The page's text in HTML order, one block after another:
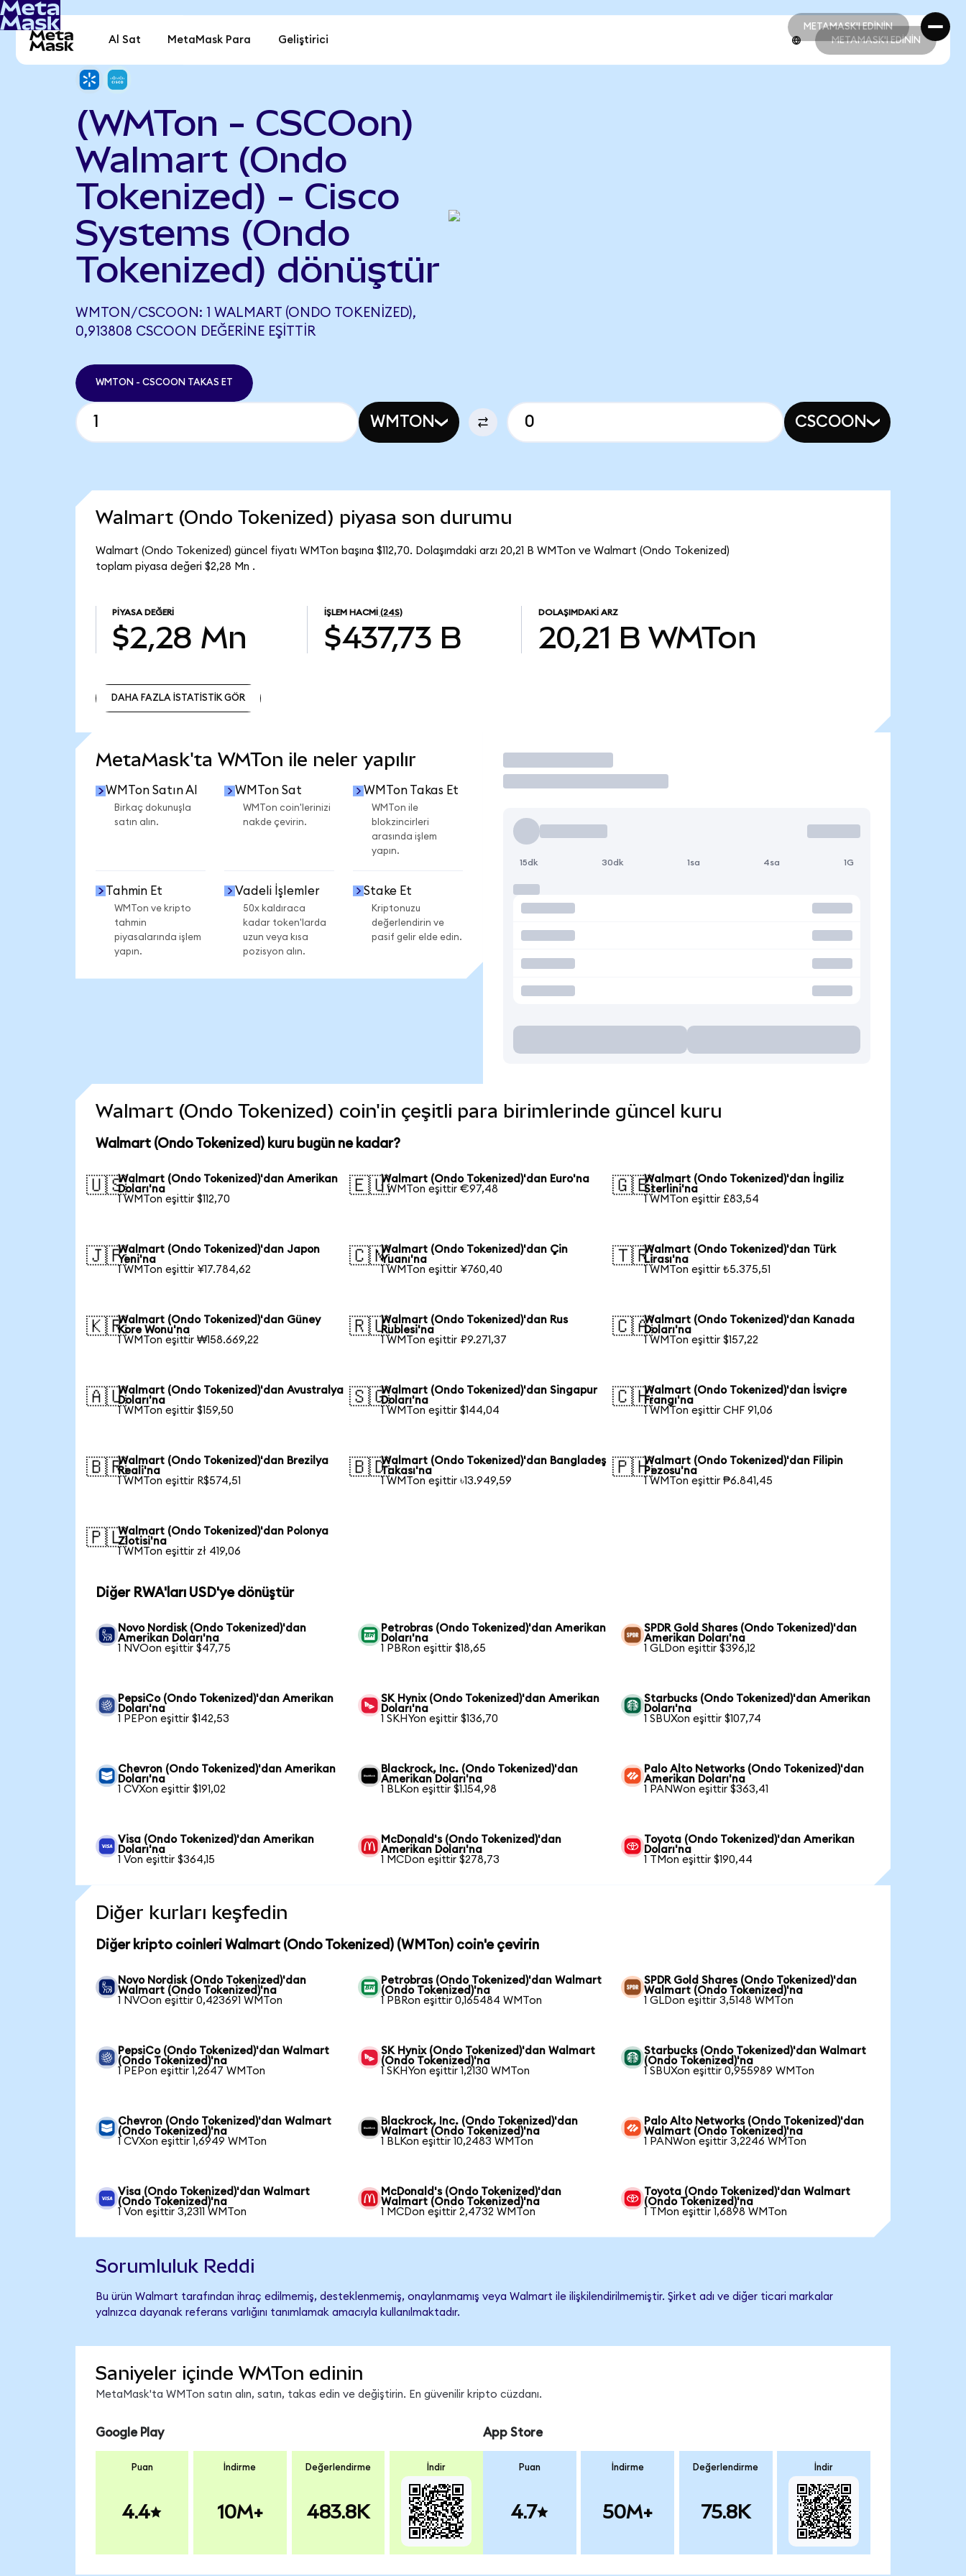
METAMASK'I EDİNİN
METAMASK'I EDİNİN
Al Sat MetaMask Para Geliştirici METAMASK'I EDİNİN
(WMTon - CSCOon)
Walmart (Ondo
Tokenized) - Cisco
Systems (Ondo
Tokenized) dönüştür
WMTON/CSCOON: 1 WALMART (ONDO TOKENIZED),
0,913808 CSCOON DEĞERINE EŞITTIR
WMTON - CSCOON TAKAS ET
WMTON CSCOON
Walmart (Ondo Tokenized) piyasa son durumu
Walmart (Ondo Tokenized) güncel fiyatı WMTon başına $112,70. Dolaşımdaki arzı 20,21 B WMTon ve Walmart (Ondo Tokenized)
toplam piyasa değeri $2,28 Mn .
PIYASA DEĞERI
$2,28 Mn
İŞLEM HACMI (24S)
$437,73 B
DOLAŞIMDAKI ARZ
20,21 B WMTon
DAHA FAZLA İSTATİSTİK GÖR
MetaMask'ta WMTon ile neler yapılır
WMTon Satın Al
Birkaç dokunuşla
satın alın.
WMTon Sat
WMTon coin'lerinizi
nakde çevirin.
WMTon Takas Et
WMTon ile
blokzincirleri
arasında işlem
yapın.
Tahmin Et
WMTon ve kripto
tahmin
piyasalarında işlem
yapın.
Vadeli İşlemler
50x kaldıraca
kadar token'larda
uzun veya kısa
pozisyon alın.
Stake Et
Kriptonuzu
değerlendirin ve
pasif gelir elde edin.
İşlem Yap
15dk 30dk 1sa 4sa 1G
Walmart (Ondo Tokenized) coin'in çeşitli para birimlerinde güncel kuru
Walmart (Ondo Tokenized) kuru bugün ne kadar?
🇺🇸Walmart (Ondo Tokenized)'dan Amerikan
Doları'na
1 WMTon eşittir $112,70
🇪🇺Walmart (Ondo Tokenized)'dan Euro'na
1 WMTon eşittir €97,48
🇬🇧Walmart (Ondo Tokenized)'dan İngiliz
Sterlini'na
1 WMTon eşittir £83,54
🇯🇵Walmart (Ondo Tokenized)'dan Japon
Yeni'na
1 WMTon eşittir ¥17.784,62
🇨🇳Walmart (Ondo Tokenized)'dan Çin
Yuanı'na
1 WMTon eşittir ¥760,40
🇹🇷Walmart (Ondo Tokenized)'dan Türk
Lirası'na
1 WMTon eşittir ₺5.375,51
🇰🇷Walmart (Ondo Tokenized)'dan Güney
Kore Wonu'na
1 WMTon eşittir ₩158.669,22
🇷🇺Walmart (Ondo Tokenized)'dan Rus
Rublesi'na
1 WMTon eşittir ₽9.271,37
🇨🇦Walmart (Ondo Tokenized)'dan Kanada
Doları'na
1 WMTon eşittir $157,22
🇦🇺Walmart (Ondo Tokenized)'dan Avustralya
Doları'na
1 WMTon eşittir $159,50
🇸🇬Walmart (Ondo Tokenized)'dan Singapur
Doları'na
1 WMTon eşittir $144,04
🇨🇭Walmart (Ondo Tokenized)'dan İsviçre
Frangı'na
1 WMTon eşittir CHF 91,06
🇧🇷Walmart (Ondo Tokenized)'dan Brezilya
Reali'na
1 WMTon eşittir R$574,51
🇧🇩Walmart (Ondo Tokenized)'dan Bangladeş
Takası'na
1 WMTon eşittir ৳13.949,59
🇵🇭Walmart (Ondo Tokenized)'dan Filipin
Pezosu'na
1 WMTon eşittir ₱6.841,45
🇵🇱Walmart (Ondo Tokenized)'dan Polonya
Zlotisi'na
1 WMTon eşittir zł 419,06
Diğer RWA'ları USD'ye dönüştür
Novo Nordisk (Ondo Tokenized)'dan
Amerikan Doları'na
1 NVOon eşittir $47,75
Petrobras (Ondo Tokenized)'dan Amerikan
Doları'na
1 PBRon eşittir $18,65
SPDR Gold Shares (Ondo Tokenized)'dan
Amerikan Doları'na
1 GLDon eşittir $396,12
PepsiCo (Ondo Tokenized)'dan Amerikan
Doları'na
1 PEPon eşittir $142,53
SK Hynix (Ondo Tokenized)'dan Amerikan
Doları'na
1 SKHYon eşittir $136,70
Starbucks (Ondo Tokenized)'dan Amerikan
Doları'na
1 SBUXon eşittir $107,74
Chevron (Ondo Tokenized)'dan Amerikan
Doları'na
1 CVXon eşittir $191,02
Blackrock, Inc. (Ondo Tokenized)'dan
Amerikan Doları'na
1 BLKon eşittir $1.154,98
Palo Alto Networks (Ondo Tokenized)'dan
Amerikan Doları'na
1 PANWon eşittir $363,41
Visa (Ondo Tokenized)'dan Amerikan
Doları'na
1 Von eşittir $364,15
McDonald's (Ondo Tokenized)'dan
Amerikan Doları'na
1 MCDon eşittir $278,73
Toyota (Ondo Tokenized)'dan Amerikan
Doları'na
1 TMon eşittir $190,44
Diğer kurları keşfedin
Diğer kripto coinleri Walmart (Ondo Tokenized) (WMTon) coin'e çevirin
Novo Nordisk (Ondo Tokenized)'dan
Walmart (Ondo Tokenized)'na
1 NVOon eşittir 0,423691 WMTon
Petrobras (Ondo Tokenized)'dan Walmart
(Ondo Tokenized)'na
1 PBRon eşittir 0,165484 WMTon
SPDR Gold Shares (Ondo Tokenized)'dan
Walmart (Ondo Tokenized)'na
1 GLDon eşittir 3,5148 WMTon
PepsiCo (Ondo Tokenized)'dan Walmart
(Ondo Tokenized)'na
1 PEPon eşittir 1,2647 WMTon
SK Hynix (Ondo Tokenized)'dan Walmart
(Ondo Tokenized)'na
1 SKHYon eşittir 1,2130 WMTon
Starbucks (Ondo Tokenized)'dan Walmart
(Ondo Tokenized)'na
1 SBUXon eşittir 0,955989 WMTon
Chevron (Ondo Tokenized)'dan Walmart
(Ondo Tokenized)'na
1 CVXon eşittir 1,6949 WMTon
Blackrock, Inc. (Ondo Tokenized)'dan
Walmart (Ondo Tokenized)'na
1 BLKon eşittir 10,2483 WMTon
Palo Alto Networks (Ondo Tokenized)'dan
Walmart (Ondo Tokenized)'na
1 PANWon eşittir 3,2246 WMTon
Visa (Ondo Tokenized)'dan Walmart
(Ondo Tokenized)'na
1 Von eşittir 3,2311 WMTon
McDonald's (Ondo Tokenized)'dan
Walmart (Ondo Tokenized)'na
1 MCDon eşittir 2,4732 WMTon
Toyota (Ondo Tokenized)'dan Walmart
(Ondo Tokenized)'na
1 TMon eşittir 1,6898 WMTon
Sorumluluk Reddi
Bu ürün Walmart tarafından ihraç edilmemiş, desteklenmemiş, onaylanmamış veya Walmart ile ilişkilendirilmemiştir. Şirket adı ve diğer ticari markalar
yalnızca dayanak referans varlığını tanımlamak amacıyla kullanılmaktadır.
Saniyeler içinde WMTon edinin
MetaMask'ta WMTon satın alın, satın, takas edin ve değiştirin. En güvenilir kripto cüzdanı.
Google Play
Puan
4.4
İndirme
10M+
Değerlendirme
483.8K
İndir
App Store
Puan
4.7
İndirme
50M+
Değerlendirme
75.8K
İndir